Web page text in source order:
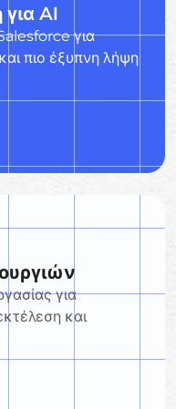
AI
για
πιο έξυπνη λήψη
για
και